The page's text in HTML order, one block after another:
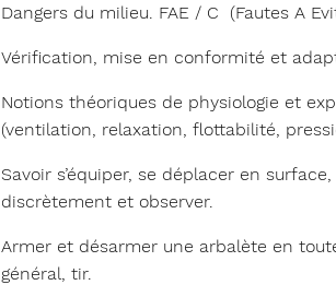
Dangers du milieu. FAE / C (Fautes A
Vérification, mise en conformité et
Notions théoriques de physiologie et
(ventilation, relaxation, flottabilité,
Savoir s’équiper, se déplacer en
discrètement et observer.
Armer et désarmer une arbalète en
général, tir.